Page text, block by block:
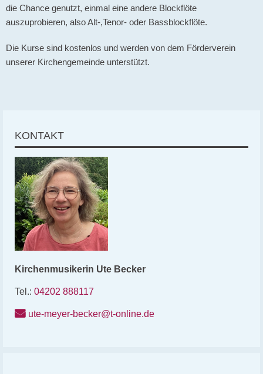
die Chance genutzt, einmal eine andere Blockflöte
auszuprobieren, also Alt-,Tenor- oder Bassblockflöte.
Die Kurse sind kostenlos und werden von dem Förderverein
unserer Kirchengemeinde unterstützt.
KONTAKT
Kirchenmusikerin Ute Becker
Tel.: 04202 888117
ute-meyer-becker@t-online.de